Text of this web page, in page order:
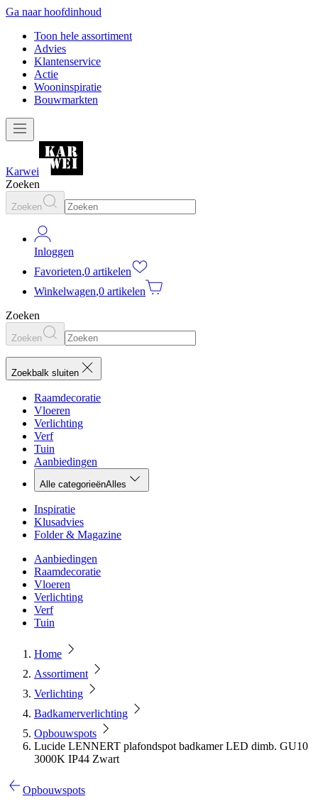
Ga naar hoofdinhoud
Toon hele assortiment
Advies
Klantenservice
Actie
Wooninspiratie
Bouwmarkten
Karwei
Zoeken
Zoeken
Inloggen
Favorieten,0 artikelen
Winkelwagen,0 artikelen
Zoeken
Zoeken
Zoekbalk sluiten
Raamdecoratie
Vloeren
Verlichting
Verf
Tuin
Aanbiedingen
Alle categorieënAlles
Inspiratie
Klusadvies
Folder & Magazine
Aanbiedingen
Raamdecoratie
Vloeren
Verlichting
Verf
Tuin
Home
Assortiment
Verlichting
Badkamerverlichting
Opbouwspots
Lucide LENNERT plafondspot badkamer LED dimb. GU10
3000K IP44 Zwart
Opbouwspots